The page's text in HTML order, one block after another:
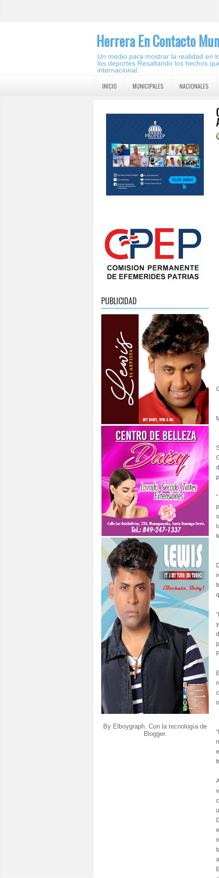
Herrera En Contacto
Un medio para mostrar la realidad en
los deportes.Resaltando los hechos
internacional.
INICIO MUNICIPALES NACIONALES
PUBLICIDAD
By Elboygraph. Con la tecnología de
Blogger.